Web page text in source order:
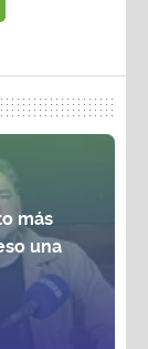
más
una